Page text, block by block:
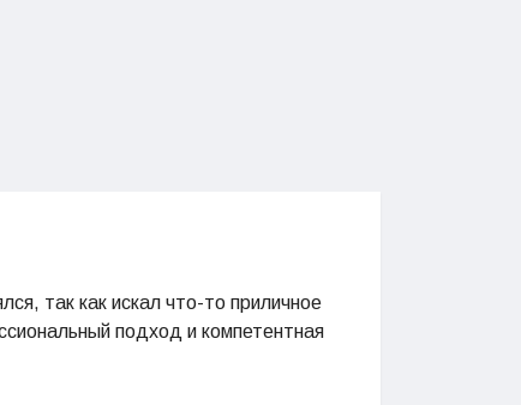
так как искал что-то приличное
подход и компетентная